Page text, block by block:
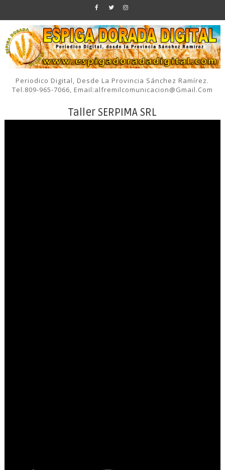
Periodico Digital, Desde La Provincia Sánchez Ramírez.
Tel.809-965-7066, Email:alfremilcomunicacion@gmail.com
Taller SERPIMA SRL